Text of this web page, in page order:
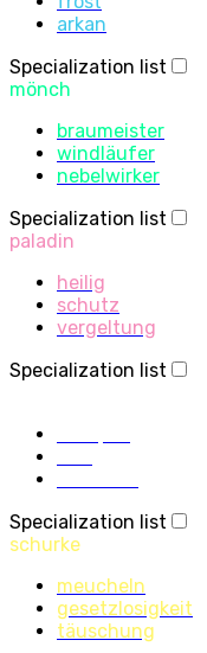
arkan
Specialization list
mönch
braumeister
windläufer
nebelwirker
Specialization list
paladin
heilig
schutz
vergeltung
Specialization list
Specialization list
schurke
meucheln
gesetzlosigkeit
täuschung